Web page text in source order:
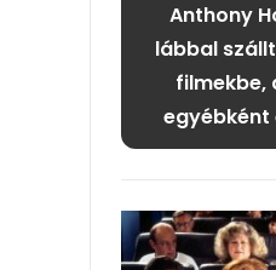
Anthony
lábbal
filmekbe,
egyébként